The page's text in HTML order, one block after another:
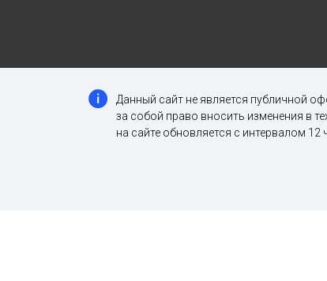
Данный сайт не является публичной
за собой право вносить изменения в
на сайте обновляется с интервалом